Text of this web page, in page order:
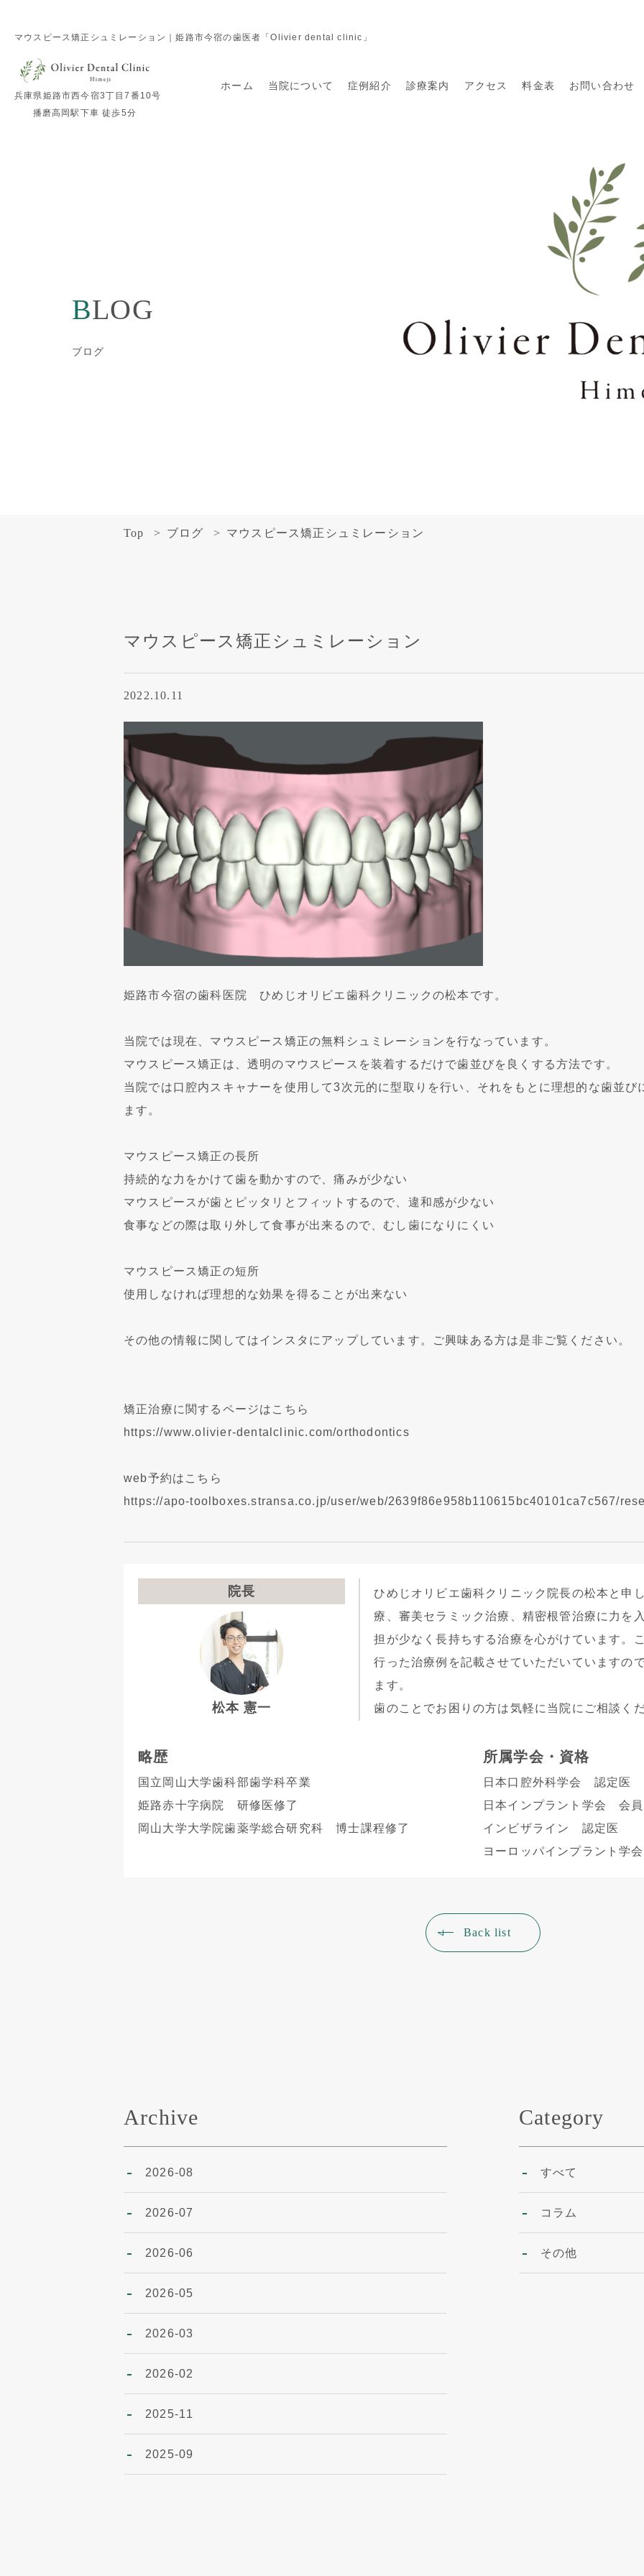
マウスピース矯正シュミレーション｜姫路市今宿の歯医者「Olivier dental clinic」
兵庫県姫路市西今宿3丁目7番10号
播磨高岡駅下車 徒歩5分
ホーム 当院について 症例紹介 診療案内 アクセス 料金表 お問い合わせ
BLOG
ブログ
Top ブログ マウスピース矯正シュミレーション
マウスピース矯正シュミレーション
2022.10.11
姫路市今宿の歯科医院 ひめじオリビエ歯科クリニックの松本です。
当院では現在、マウスピース矯正の無料シュミレーションを行なっています。
マウスピース矯正は、透明のマウスピースを装着するだけで歯並びを良くする方法です。
当院では口腔内スキャナーを使用して3次元的に型取りを行い、それをもとに理想的な歯並び
ます。
マウスピース矯正の長所
持続的な力をかけて歯を動かすので、痛みが少ない
マウスピースが歯とピッタリとフィットするので、違和感が少ない
食事などの際は取り外して食事が出来るので、むし歯になりにくい
マウスピース矯正の短所
使用しなければ理想的な効果を得ることが出来ない
その他の情報に関してはインスタにアップしています。ご興味ある方は是非ご覧ください。
矯正治療に関するページはこちら
https://www.olivier-dentalclinic.com/orthodontics
web予約はこちら
https://apo-toolboxes.stransa.co.jp/user/web/2639f86e958b110615bc40101ca7c567/
院長
松本 憲一
ひめじオリビエ歯科クリニック院長の松本と申
療、審美セラミック治療、精密根管治療に力を
担が少なく長持ちする治療を心がけています。
行った治療例を記載させていただいていますの
ます。
歯のことでお困りの方は気軽に当院にご相談くだ
略歴
国立岡山大学歯科部歯学科卒業
姫路赤十字病院 研修医修了
岡山大学大学院歯薬学総合研究科 博士課程修了
所属学会・資格
日本口腔外科学会 認定医
日本インプラント学会 会員
インビザライン 認定医
ヨーロッパインプラント学
Back list
Archive
2026-08
2026-07
2026-06
2026-05
2026-03
2026-02
2025-11
2025-09
Category
すべて
コラム
その他